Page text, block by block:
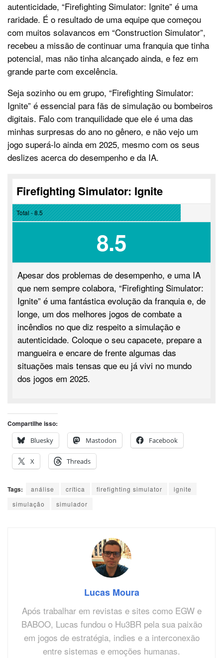
autenticidade, “Firefighting Simulator: Ignite” é uma
raridade. É o resultado de uma equipe que começou
com muitos solavancos em “Construction Simulator”,
recebeu a missão de continuar uma franquia que tinha
potencial, mas não tinha alcançado ainda, e fez em
grande parte com excelência.
Seja sozinho ou em grupo, “Firefighting Simulator:
Ignite” é essencial para fãs de simulação ou bombeiros
digitais. Falo com tranquilidade que ele é uma das
minhas surpresas do ano no gênero, e não vejo um
jogo superá-lo ainda em 2025, mesmo com os seus
deslizes acerca do desempenho e da IA.
Firefighting Simulator: Ignite
Total - 8.5
8.5
Apesar dos problemas de desempenho, e uma IA
que nem sempre colabora, “Firefighting Simulator:
Ignite” é uma fantástica evolução da franquia e, de
longe, um dos melhores jogos de combate a
incêndios no que diz respeito a simulação e
autenticidade. Coloque o seu capacete, prepare a
mangueira e encare de frente algumas das
situações mais tensas que eu já vivi no mundo
dos jogos em 2025.
Compartilhe isso:
Bluesky
Mastodon Facebook
X Threads
Tags: análise crítica firefighting simulator
ignite
simulação
simulador
Lucas Moura
Após trabalhar em revistas e sites como EGW e
BABOO, Lucas fundou o Hu3BR pela sua paixão
em jogos de estratégia, indies e a interconexão
entre sistemas e emoções humanas.